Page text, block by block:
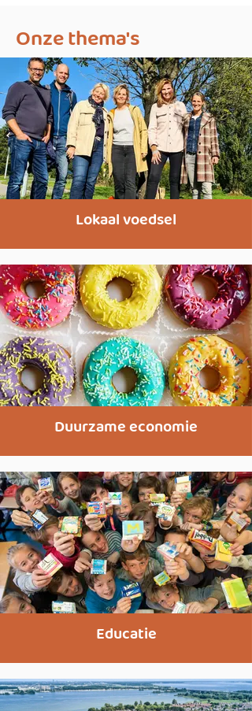
Onze thema's
Lokaal voedsel
Duurzame economie
Educatie